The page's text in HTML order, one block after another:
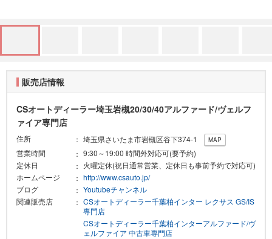
販売店情報
CSオートディーラー埼玉岩槻20/30/40アルファード/ヴェルフ
ァイア専門店
住所 埼玉県さいたま市岩槻区谷下374-1 MAP
営業時間
9:30～19:00 時間外対応可(要予約)
定休日
火曜定休(祝日通常営業、定休日も事前予約で対応可)
ホームページ
http://www.csauto.jp/
ブログ
Youtubeチャンネル
関連販売店
CSオートディーラー千葉柏インター レクサス GS/IS
専門店
CSオートディーラー千葉柏インターアルファード/ヴ
ェルファイア 中古車専門店